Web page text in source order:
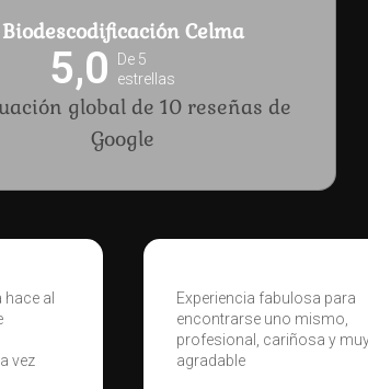
Biodescodificación Celma
5,0
De 5
estrellas
global de 10 reseñas de
Google
Cada sesión de
con Susana ha sido una
experiencia
acompañamiento me